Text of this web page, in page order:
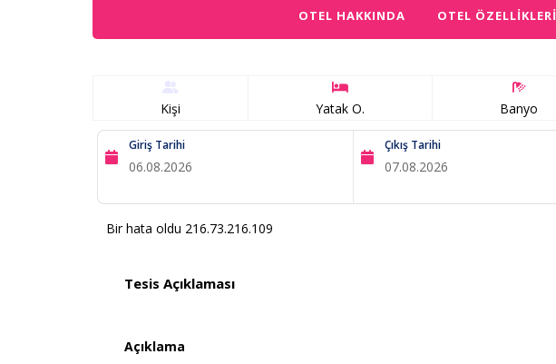
OTEL HAKKINDA OTEL ÖZELLIKLERI
Kişi Yatak O. Banyo
Giriş Tarihi Çıkış Tarihi
Bir hata oldu 216.73.216.109
Tesis Açıklaması
Açıklama